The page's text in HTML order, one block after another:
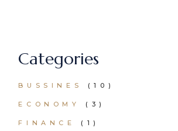
Categories
BUSSINES (10)
ECONOMY (3)
FINANCE (1)